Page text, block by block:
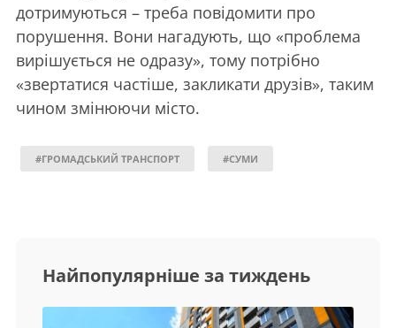
дотримуються – треба повідомити про
порушення. Вони нагадують, що «проблема
вирішується не одразу», тому потрібно
«звертатися частіше, закликати друзів», таким
чином змінюючи місто.
#ГРОМАДСЬКИЙ ТРАНСПОРТ #СУМИ
Найпопулярніше за тиждень